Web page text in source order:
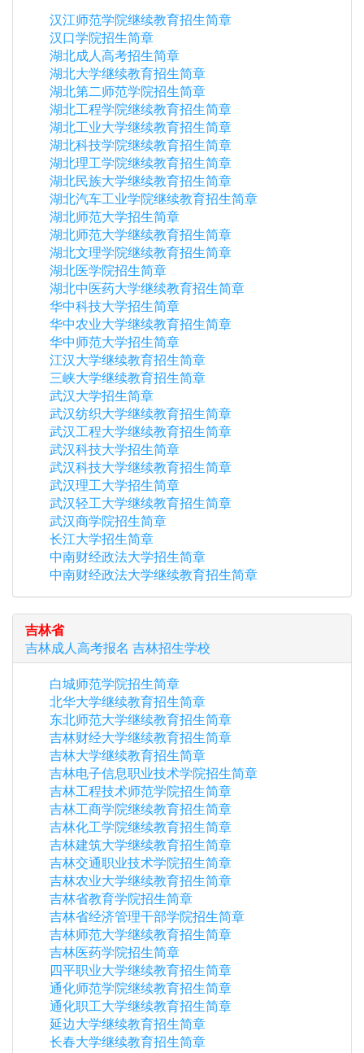
汉江师范学院继续教育招生简章
汉口学院招生简章
湖北成人高考招生简章
湖北大学继续教育招生简章
湖北第二师范学院招生简章
湖北工程学院继续教育招生简章
湖北工业大学继续教育招生简章
湖北科技学院继续教育招生简章
湖北理工学院继续教育招生简章
湖北民族大学继续教育招生简章
湖北汽车工业学院继续教育招生简章
湖北师范大学招生简章
湖北师范大学继续教育招生简章
湖北文理学院继续教育招生简章
湖北医学院招生简章
湖北中医药大学继续教育招生简章
华中科技大学招生简章
华中农业大学继续教育招生简章
华中师范大学招生简章
江汉大学继续教育招生简章
三峡大学继续教育招生简章
武汉大学招生简章
武汉纺织大学继续教育招生简章
武汉工程大学继续教育招生简章
武汉科技大学招生简章
武汉科技大学继续教育招生简章
武汉理工大学招生简章
武汉轻工大学继续教育招生简章
武汉商学院招生简章
长江大学招生简章
中南财经政法大学招生简章
中南财经政法大学继续教育招生简章
吉林省
吉林成人高考报名 吉林招生学校
白城师范学院招生简章
北华大学继续教育招生简章
东北师范大学继续教育招生简章
吉林财经大学继续教育招生简章
吉林大学继续教育招生简章
吉林电子信息职业技术学院招生简章
吉林工程技术师范学院招生简章
吉林工商学院继续教育招生简章
吉林化工学院继续教育招生简章
吉林建筑大学继续教育招生简章
吉林交通职业技术学院招生简章
吉林农业大学继续教育招生简章
吉林省教育学院招生简章
吉林省经济管理干部学院招生简章
吉林师范大学继续教育招生简章
吉林医药学院招生简章
四平职业大学继续教育招生简章
通化师范学院继续教育招生简章
通化职工大学继续教育招生简章
延边大学继续教育招生简章
长春大学继续教育招生简章